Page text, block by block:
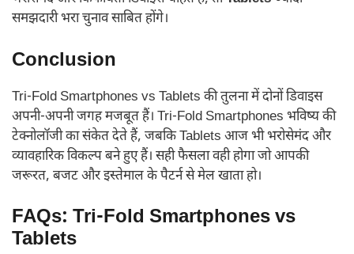
समझदारी भरा चुनाव साबित होंगे।
Conclusion
Tri-Fold Smartphones vs Tablets की तुलना में दोनों डिवाइस
अपनी-अपनी जगह मजबूत हैं। Tri-Fold Smartphones भविष्य की
टेक्नोलॉजी का संकेत देते हैं, जबकि Tablets आज भी भरोसेमंद और
व्यावहारिक विकल्प बने हुए हैं। सही फैसला वही होगा जो आपकी
जरूरत, बजट और इस्तेमाल के पैटर्न से मेल खाता हो।
FAQs: Tri-Fold Smartphones vs
Tablets